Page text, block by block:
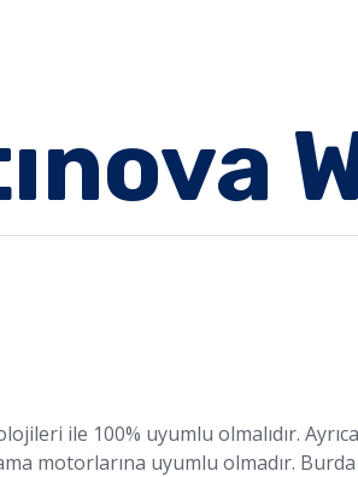
ile 100% uyumlu olmalıdır.
motorlarına uyumlu olmadır.